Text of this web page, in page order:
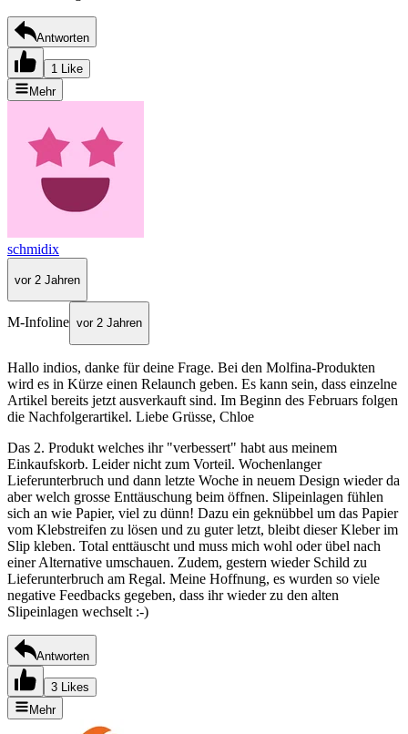
Antworten
1 Like
Mehr
schmidix
vor 2 Jahren
M-Infoline vor 2 Jahren
Hallo indios, danke für deine Frage. Bei den Molfina-Produkten
wird es in Kürze einen Relaunch geben. Es kann sein, dass einzelne
Artikel bereits jetzt ausverkauft sind. Im Beginn des Februars folgen
die Nachfolgerartikel. Liebe Grüsse, Chloe
Das 2. Produkt welches ihr "verbessert" habt aus meinem
Einkaufskorb. Leider nicht zum Vorteil. Wochenlanger
Lieferunterbruch und dann letzte Woche in neuem Design wieder da
aber welch grosse Enttäuschung beim öffnen. Slipeinlagen fühlen
sich an wie Papier, viel zu dünn! Dazu ein geknübbel um das Papier
vom Klebstreifen zu lösen und zu guter letzt, bleibt dieser Kleber im
Slip kleben. Total enttäuscht und muss mich wohl oder übel nach
einer Alternative umschauen. Zudem, gestern wieder Schild zu
Lieferunterbruch am Regal. Meine Hoffnung, es wurden so viele
negative Feedbacks gegeben, dass ihr wieder zu den alten
Slipeinlagen wechselt :-)
Antworten
3 Likes
Mehr